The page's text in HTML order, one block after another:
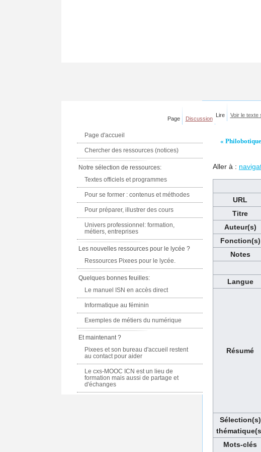
«
Aller à :
URL
Titre
Auteur(s)
Fonction(s)
Notes
Langue
Résumé
Sélection(s)
Mots-clés
Page Discussion
Lire Voir le texte
Page d'accueil
Chercher des ressources (notices)
Notre sélection de ressources:
Textes officiels et programmes
Pour se former : contenus et méthodes
Pour préparer, illustrer des cours
Univers professionnel: formation,
métiers, entreprises
Les nouvelles ressources pour le lycée ?
Ressources Pixees pour le lycée.
Quelques bonnes feuilles:
Le manuel ISN en accès direct
Informatique au féminin
Exemples de métiers du numérique
Et maintenant ?
Pixees et son bureau d'accueil restent
au contact pour aider
Le cxs-MOOC ICN est un lieu de
formation mais aussi de partage et
d'échanges